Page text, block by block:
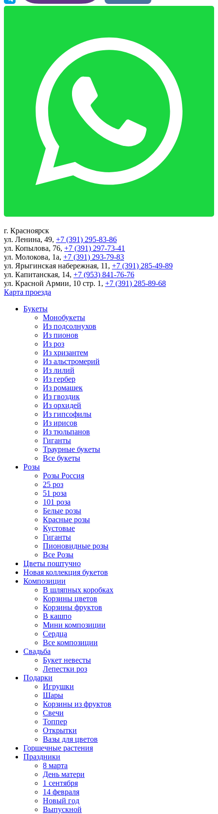
г. Красноярск
ул. Ленина, 49, +7 (391) 295-83-86
ул. Копылова, 76, +7 (391) 297-73-41
ул. Молокова, 1а, +7 (391) 293-79-83
ул. Ярыгинская набережная, 11 , +7 (391) 285-49-89
ул. Капитанская, 14, +7 (953) 841-76-76
ул. Красной Армии, 10 стр. 1 , +7 (391) 285-89-68
Карта проезда
Букеты
Монобукеты
Из подсолнухов
Из пионов
Из роз
Из хризантем
Из альстромерий
Из лилий
Из гербер
Из ромашек
Из гвоздик
Из орхидей
Из гипсофилы
Из ирисов
Из тюльпанов
Гиганты
Траурные букеты
Все букеты
Розы
Розы Россия
25 роз
51 роза
101 роза
Белые розы
Красные розы
Кустовые
Гиганты
Пионовидные розы
Все Розы
Цветы поштучно
Новая коллекция букетов
Композиции
В шляпных коробках
Корзины цветов
Корзины фруктов
В кашпо
Мини композиции
Сердца
Все композиции
Свадьба
Букет невесты
Лепестки роз
Подарки
Игрушки
Шары
Корзины из фруктов
Свечи
Топпер
Открытки
Вазы для цветов
Горшечные растения
Праздники
8 марта
День матери
1 сентября
14 февраля
Новый год
Выпускной